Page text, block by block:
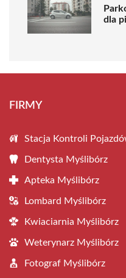
dla
FIRMY
Stacja Kontroli
Dentysta Myślibórz
Apteka Myślibórz
Lombard Myślibórz
Kwiaciarnia Myślibórz
Weterynarz Myślibórz
Fotograf Myślibórz